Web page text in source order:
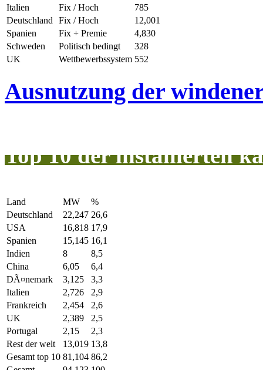
Italien
Fix / Hoch
785
Deutschland
Fix / Hoch
12,001
Spanien
Fix + Premie
4,830
Schweden
Politisch bedingt
328
UK
Wettbewerbssystem 552
Ausnutzung der
Top 10 der installierten
Land MW
%
Deutschland
22,247 26,6
USA
16,818 17,9
Spanien
15,145 16,1
Indien
8
8,5
China
6,05
6,4
DÃ¤nemark
3,125
3,3
Italien
2,726
2,9
Frankreich
2,454
2,6
UK
2,389
2,5
Portugal
2,15
2,3
Rest der welt
13,019 13,8
Gesamt top 10 81,104 86,2